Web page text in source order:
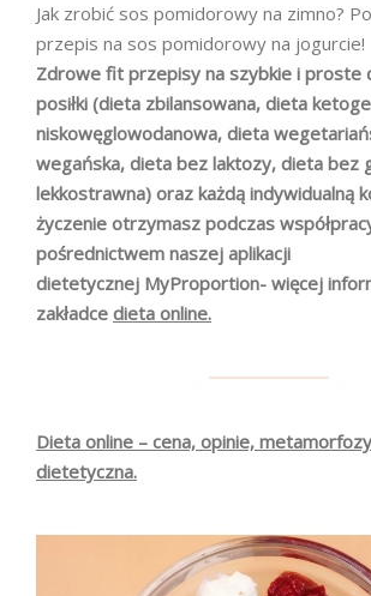
Jak zrobić sos pomidorowy na zimno?
przepis na sos pomidorowy na jogurcie!
Zdrowe fit przepisy na szybkie i proste
posiłki (dieta zbilansowana, dieta
niskowęglowodanowa, dieta
wegańska, dieta bez laktozy, dieta bez
lekkostrawna) oraz każdą indywidualną
życzenie otrzymasz podczas
pośrednictwem naszej aplikacji
dietetycznej MyProportion- więcej
zakładce dieta online.
Dieta online – cena, opinie,
dietetyczna.